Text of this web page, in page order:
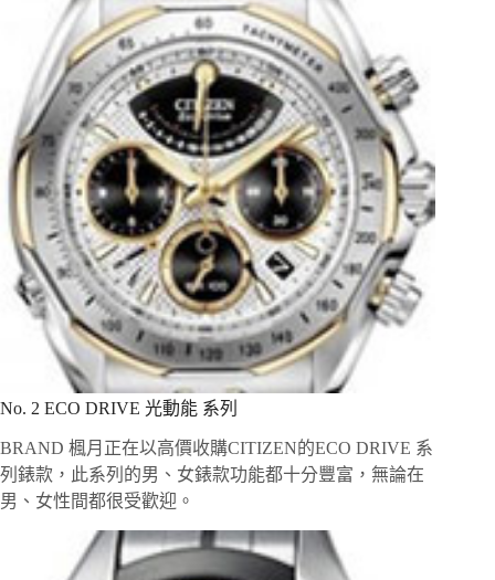
No. 2 ECO DRIVE 光動能 系列
BRAND 楓月正在以高價收購CITIZEN的ECO DRIVE 系
列錶款，此系列的男、女錶款功能都十分豐富，無論在
男、女性間都很受歡迎。